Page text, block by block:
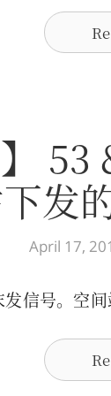
】
发
April 17,
信号。空